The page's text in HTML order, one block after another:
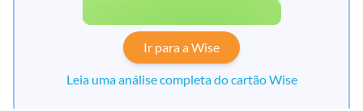
Ir para a Wise
Leia uma análise completa do cartão Wise